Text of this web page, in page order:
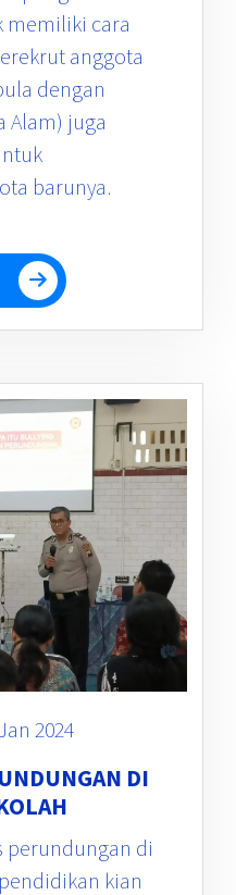
memiliki cara
anggota
dengan
Alam) juga
barunya.
2024
DI
perundungan di
kian